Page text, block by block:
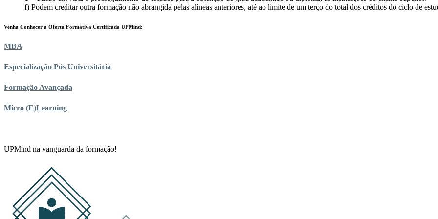
f) Podem creditar outra formação não abrangida pelas alíneas anteriores, até ao limite de um terço do total dos créditos do ciclo de
Venha Conhecer a Oferta Formativa Certificada UPMind:
MBA
Especialização Pós Universitária
Formação Avançada
Micro (E)Learning
UPMind na vanguarda da formação!